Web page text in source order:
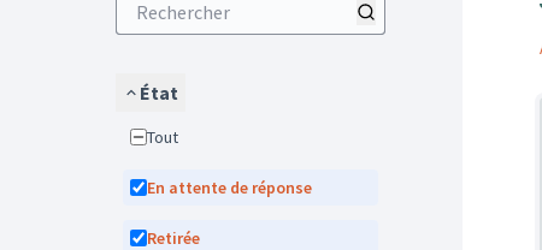
État
Tout
En attente de réponse
Retirée